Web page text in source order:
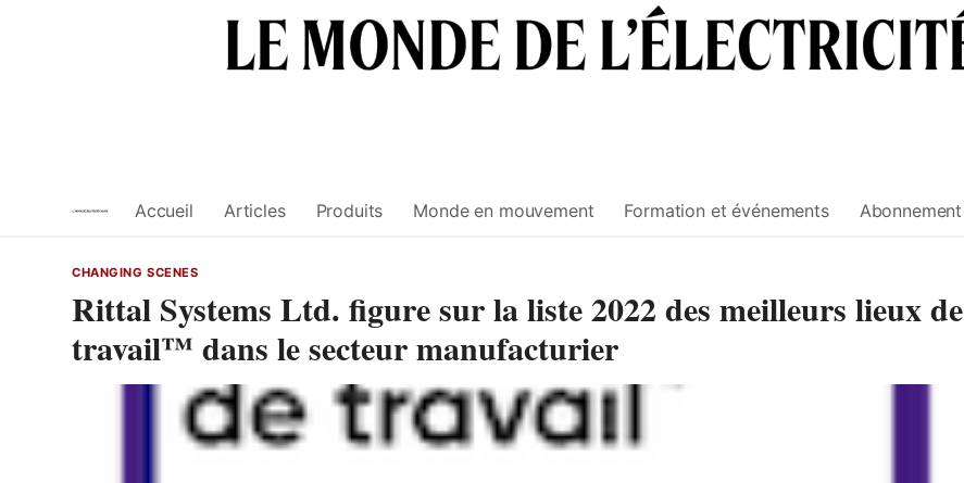
Accueil Articles Produits Monde en mouvement Formation et événements Abonnement
CHANGING SCENES
Rittal Systems Ltd. figure sur la liste 2022 des meilleurs lieux de
travail™ dans le secteur manufacturier